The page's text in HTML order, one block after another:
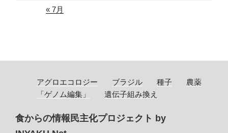
« 7月
アグロエコロジー ブラジル 種子
農薬
「ゲノム編集」
遺伝子組み換え
食からの情報民主化プロジェクト by